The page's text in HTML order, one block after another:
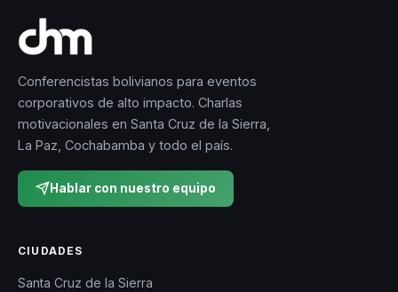
Conferencistas bolivianos para eventos
corporativos de alto impacto. Charlas
motivacionales en Santa Cruz de la Sierra,
La Paz, Cochabamba y todo el país.
Hablar con nuestro equipo
CIUDADES
Santa Cruz de la Sierra